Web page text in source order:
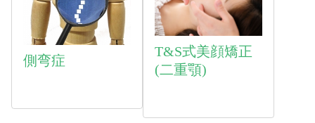
側弯症
T&S式美顔矯正
(二重顎)